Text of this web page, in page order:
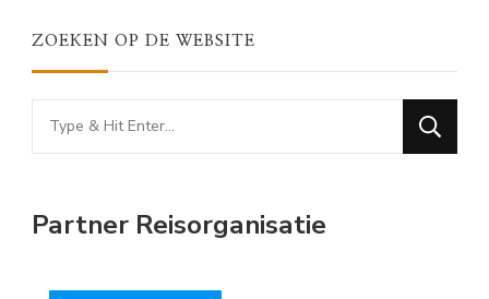
ZOEKEN OP DE WEBSITE
Looking
for
Partner Reisorganisatie